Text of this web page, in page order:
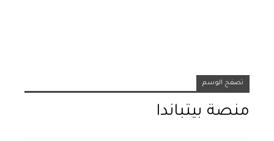
تصفح الوسم
منصة بيتباندا